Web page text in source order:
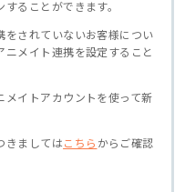
ることができます。
をされていないお客様につい
メイト連携を設定すること
イトアカウントを使って新
きましてはこちら からご確認